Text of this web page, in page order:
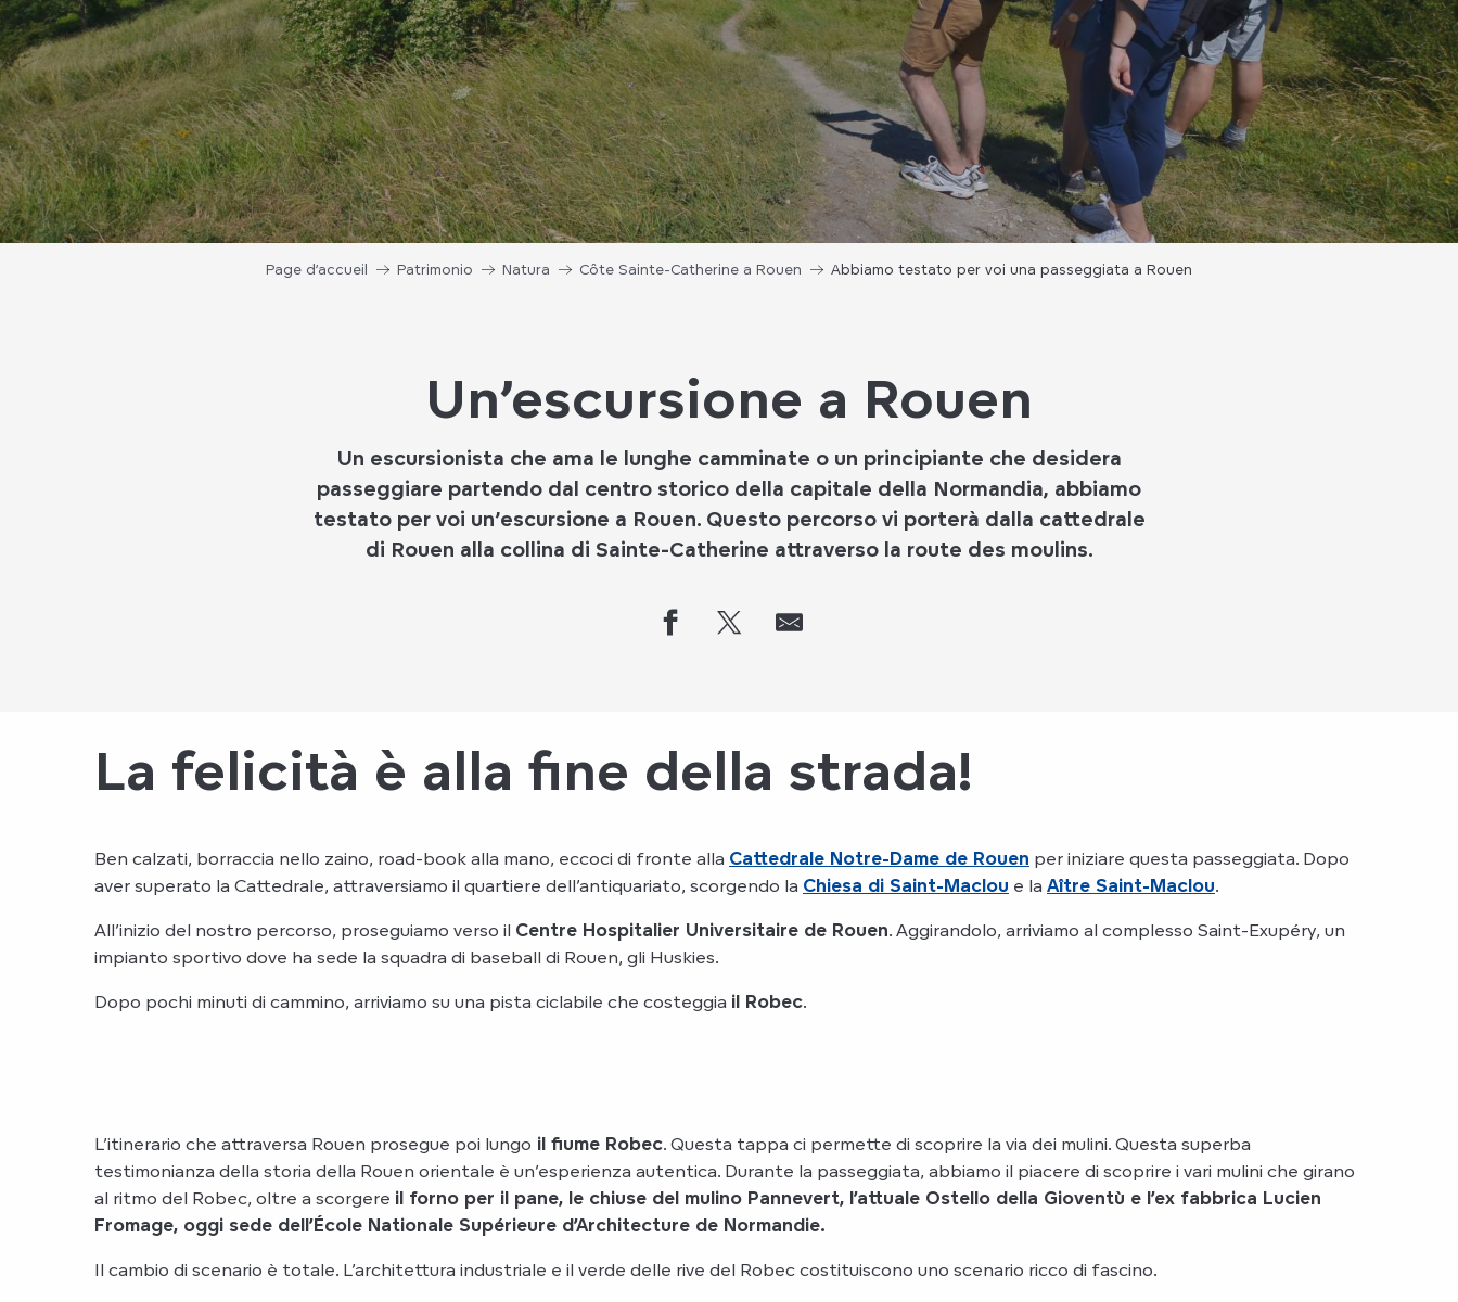
Page d’accueil Patrimonio Natura Côte Sainte-Catherine a Rouen Abbiamo testato per voi una passeggiata a Rouen
Un’escursione a Rouen
Un escursionista che ama le lunghe camminate o un principiante che desidera
passeggiare partendo dal centro storico della capitale della Normandia, abbiamo
testato per voi un’escursione a Rouen. Questo percorso vi porterà dalla cattedrale
di Rouen alla collina di Sainte-Catherine attraverso la route des moulins.
La felicità è alla fine della strada!
Ben calzati, borraccia nello zaino, road-book alla mano, eccoci di fronte alla Cattedrale Notre-Dame de Rouen per iniziare questa passeggiata. Dopo
aver superato la Cattedrale, attraversiamo il quartiere dell’antiquariato, scorgendo la Chiesa di Saint-Maclou e la Aître Saint-Maclou.
All’inizio del nostro percorso, proseguiamo verso il Centre Hospitalier Universitaire de Rouen. Aggirandolo, arriviamo al complesso Saint-Exupéry, un
impianto sportivo dove ha sede la squadra di baseball di Rouen, gli Huskies.
Dopo pochi minuti di cammino, arriviamo su una pista ciclabile che costeggia il Robec.
L’itinerario che attraversa Rouen prosegue poi lungo il fiume Robec. Questa tappa ci permette di scoprire la via dei mulini. Questa superba
testimonianza della storia della Rouen orientale è un’esperienza autentica. Durante la passeggiata, abbiamo il piacere di scoprire i vari mulini che girano
al ritmo del Robec, oltre a scorgere il forno per il pane, le chiuse del mulino Pannevert, l’attuale Ostello della Gioventù e l’ex fabbrica Lucien
Fromage, oggi sede dell’École Nationale Supérieure d’Architecture de Normandie.
Il cambio di scenario è totale. L’architettura industriale e il verde delle rive del Robec costituiscono uno scenario ricco di fascino.